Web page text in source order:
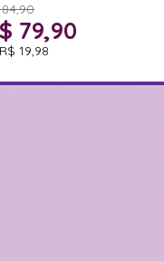
79,90
R$ 19,98